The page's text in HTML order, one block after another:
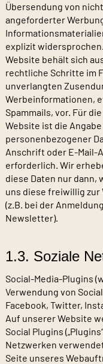
Übersendung von
angeforderter
explizit
Website behält sich
rechtliche Schritte im
unverlangten
Werbeinformationen,
Spammails, vor. Für
Website ist die Angabe
personenbezogener
Anschrift oder E-Mail-
erforderlich. Wir
diese Daten nur dann,
uns diese freiwillig
(z.B. bei der
Newsletter).
1.3. Soziale
Social-Media-Plugins
Verwendung von
Facebook, Twitter,
Auf unserer Website
Social Plugins
Netzwerken
Seite unseres